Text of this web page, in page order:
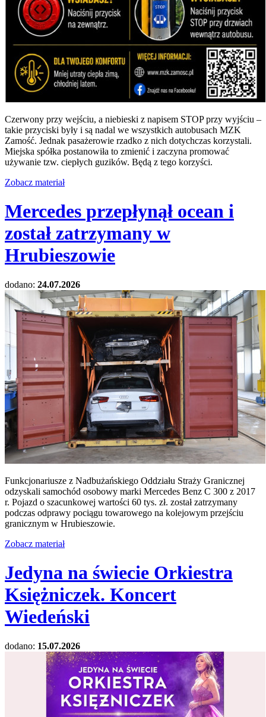
Czerwony przy wejściu, a niebieski z napisem STOP przy wyjściu –
takie przyciski były i są nadal we wszystkich autobusach MZK
Zamość. Jednak pasażerowie rzadko z nich dotychczas korzystali.
Miejska spółka postanowiła to zmienić i zaczyna promować
używanie tzw. ciepłych guzików. Będą z tego korzyści.
Zobacz materiał
Mercedes przepłynął ocean i
został zatrzymany w
Hrubieszowie
dodano: 24.07.2026
Funkcjonariusze z Nadbużańskiego Oddziału Straży Granicznej
odzyskali samochód osobowy marki Mercedes Benz C 300 z 2017
r. Pojazd o szacunkowej wartości 60 tys. zł. został zatrzymany
podczas odprawy pociągu towarowego na kolejowym przejściu
granicznym w Hrubieszowie.
Zobacz materiał
Jedyna na świecie Orkiestra
Księżniczek. Koncert
Wiedeński
dodano: 15.07.2026